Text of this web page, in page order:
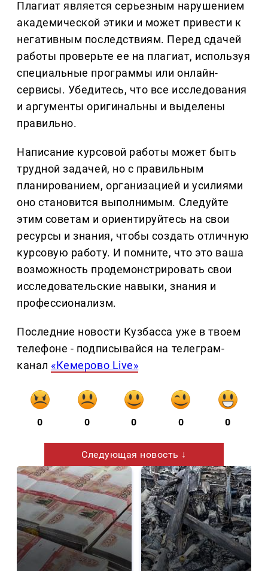
Плагиат является серьезным нарушением
академической этики и может привести к
негативным последствиям. Перед сдачей
работы проверьте ее на плагиат, используя
специальные программы или онлайн-
сервисы. Убедитесь, что все исследования
и аргументы оригинальны и выделены
правильно.
Написание курсовой работы может быть
трудной задачей, но с правильным
планированием, организацией и усилиями
оно становится выполнимым. Следуйте
этим советам и ориентируйтесь на свои
ресурсы и знания, чтобы создать отличную
курсовую работу. И помните, что это ваша
возможность продемонстрировать свои
исследовательские навыки, знания и
профессионализм.
Последние новости Кузбасса уже в твоем
телефоне - подписывайся на телеграм-
канал «Кемерово Live»
0 0 0 0 0
Следующая новость ↓